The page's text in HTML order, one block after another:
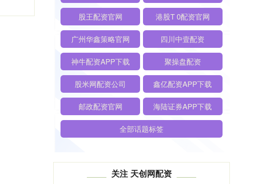
股王配资官网 港股T 0配资官网
广州华鑫策略官网 四川中壹配资
神牛配资APP下载 聚操盘配资
股米网配资公司 鑫亿配资APP下载
邮政配资官网 海陆证券APP下载
全部话题标签
关注 天创网配资